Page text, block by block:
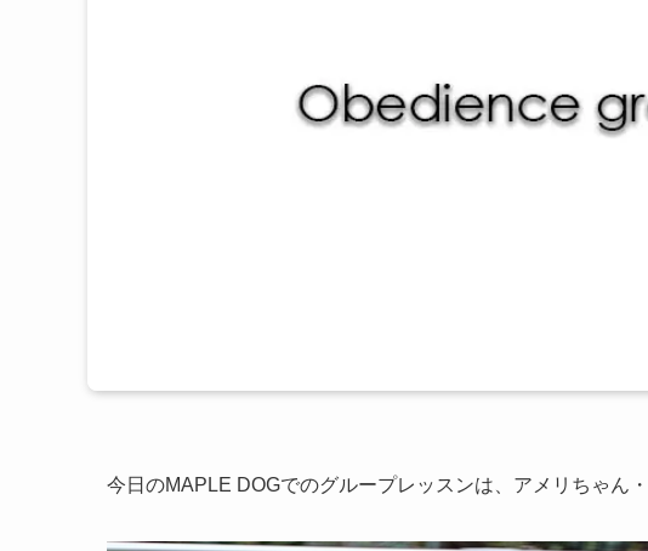
今日のMAPLE DOGでのグループレッスンは、アメリちゃん